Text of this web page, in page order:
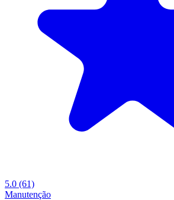
5.0 (61)
Manutenção